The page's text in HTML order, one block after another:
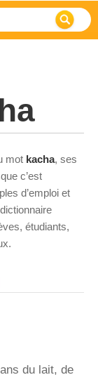
mot kacha, ses
c’est
d’emploi et
étudiants,
du lait, de